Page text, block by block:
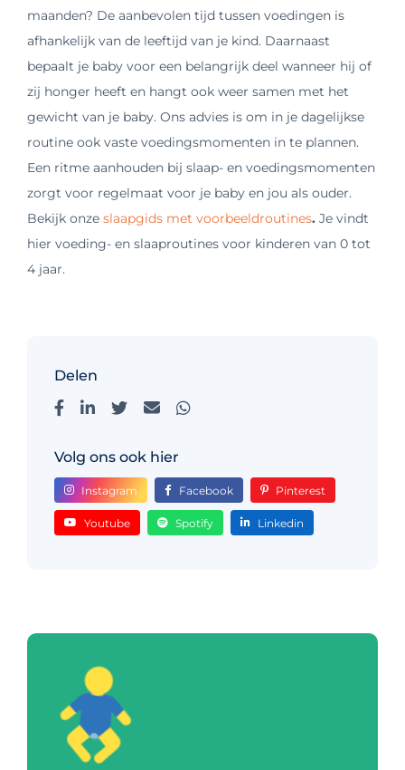
maanden? De aanbevolen tijd tussen voedingen is
afhankelijk van de leeftijd van je kind. Daarnaast
bepaalt je baby voor een belangrijk deel wanneer hij of
zij honger heeft en hangt ook weer samen met het
gewicht van je baby. Ons advies is om in je dagelijkse
routine ook vaste voedingsmomenten in te plannen.
Een ritme aanhouden bij slaap- en voedingsmomenten
zorgt voor regelmaat voor je baby en jou als ouder.
Bekijk onze slaapgids met voorbeeldroutines. Je vindt
hier voeding- en slaaproutines voor kinderen van 0 tot
4 jaar.
Delen
Volg ons ook hier
Instagram Facebook Pinterest
Youtube Spotify Linkedin